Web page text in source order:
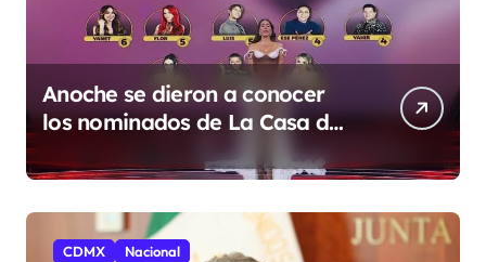
Anoche se dieron a conocer
los nominados de La Casa de
los Famosos México 2026 en la
segunda semana
CDMX Nacional